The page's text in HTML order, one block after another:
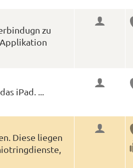
zu
iPad. ...
Diese liegen